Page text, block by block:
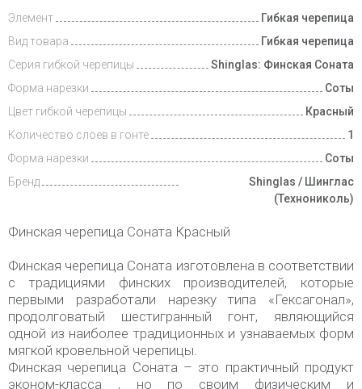
Видеообзоры
Доставка
Элемент
Гибкая черепица
Вид товара
Гибкая черепица
Серия гибкой черепицы
Shinglas: Финская Соната
Форма нарезки
Соты
Цвет гибкой черепицы
Красный
Количество слоев в гонте
1
Форма нарезки
Соты
Бренд
Shinglas / Шинглас
(Технониколь)
Финская черепица Соната Красный
Финская черепица Соната изготовлена в соответствии
с традициями финских производителей, которые
первыми разработали нарезку типа «Гексагонал»,
продолговатый шестигранный гонт, являющийся
одной из наиболее традиционных и узнаваемых форм
мягкой кровельной черепицы.
Финская черепица Соната – это практичный продукт
эконом-класса , но по своим физическим и